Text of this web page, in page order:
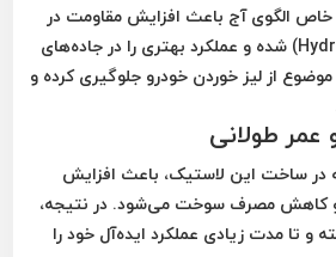
الگوی آج باعث افزایش مقاومت در
شده و عملکرد بهتری را در جاده‌های
از لیز خوردن خودرو جلوگیری کرده و
عمر طولانی
در ساخت این لاستیک، باعث افزایش
و کاهش مصرف سوخت می‌شود. در نتیجه،
و تا مدت زیادی عملکرد ایده‌آل خود را